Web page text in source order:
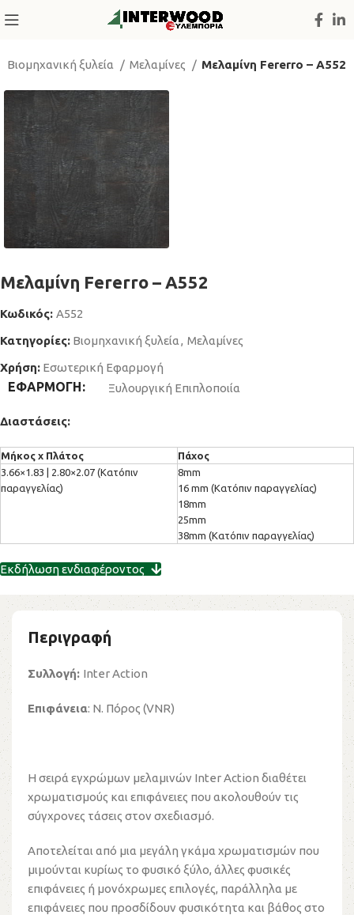
Βιομηχανική ξυλεία Μελαμίνες Μελαμίνη Fererro – A552
Μελαμίνη Fererro – A552
Κωδικός:A552
Κατηγορίες: Βιομηχανική ξυλεία, Μελαμίνες
Χρήση: Εσωτερική Εφαρμογή
ΕΦΑΡΜΟΓΗ Ξυλουργική Επιπλοποιία
Διαστάσεις:
3.66×1.83 | 2.80×2.07 (Κατόπιν
παραγγελίας)
8mm
16 mm (Κατόπιν παραγγελίας)
18mm
25mm
38mm (Κατόπιν παραγγελίας)
Εκδήλωση ενδιαφέροντος
Περιγραφή
Συλλογή: Inter Action
Επιφάνεια: Ν. Πόρος (VNR)
Η σειρά εγχρώμων μελαμινών Inter Action διαθέτει
χρωματισμούς και επιφάνειες που ακολουθούν τις
σύγχρονες τάσεις στον σχεδιασμό.
Αποτελείται από μια μεγάλη γκάμα χρωματισμών που
μιμούνται κυρίως το φυσικό ξύλο, άλλες φυσικές
επιφάνειες ή μονόχρωμες επιλογές, παράλληλα με
επιφάνειες που προσδίδουν φυσικότητα και βάθος στο